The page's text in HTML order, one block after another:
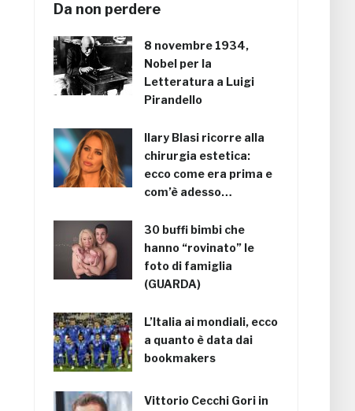
Da non perdere
8 novembre 1934,
Nobel per la
Letteratura a Luigi
Pirandello
Ilary Blasi ricorre alla
chirurgia estetica:
ecco come era prima e
com’è adesso…
30 buffi bimbi che
hanno “rovinato” le
foto di famiglia
(GUARDA)
L’Italia ai mondiali, ecco
a quanto è data dai
bookmakers
Vittorio Cecchi Gori in